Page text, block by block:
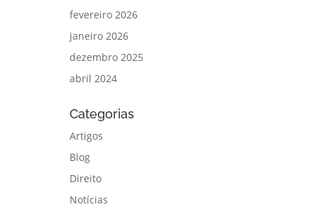
fevereiro 2026
janeiro 2026
dezembro 2025
abril 2024
Categorias
Artigos
Blog
Direito
Notícias